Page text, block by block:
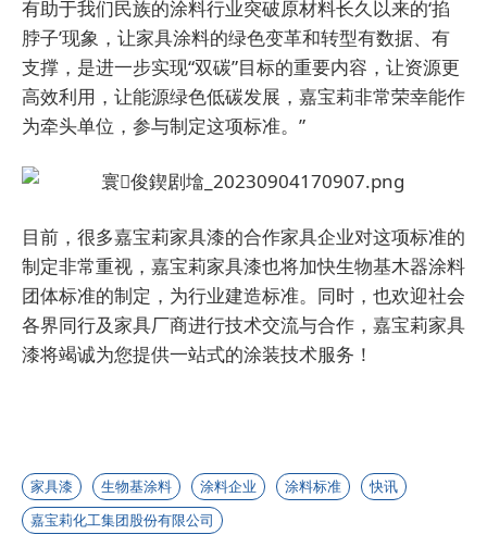
有助于我们民族的涂料行业突破原材料长久以来的‘掐
脖子’现象，让家具涂料的绿色变革和转型有数据、有
支撑，是进一步实现“双碳”目标的重要内容，让资源更
高效利用，让能源绿色低碳发展，嘉宝莉非常荣幸能作
为牵头单位，参与制定这项标准。”
目前，很多嘉宝莉家具漆的合作家具企业对这项标准的
制定非常重视，嘉宝莉家具漆也将加快生物基木器涂料
团体标准的制定，为行业建造标准。同时，也欢迎社会
各界同行及家具厂商进行技术交流与合作，嘉宝莉家具
漆将竭诚为您提供一站式的涂装技术服务！
家具漆 生物基涂料 涂料企业 涂料标准
快讯
嘉宝莉化工集团股份有限公司